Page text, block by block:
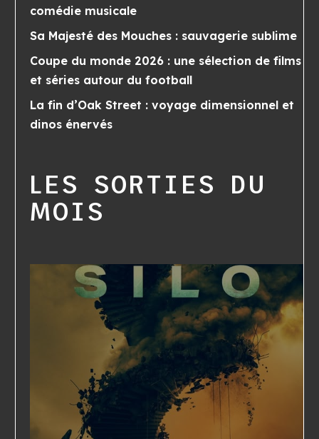
comédie musicale
Sa Majesté des Mouches : sauvagerie sublime
Coupe du monde 2026 : une sélection de films
et séries autour du football
La fin d’Oak Street : voyage dimensionnel et
dinos énervés
LES SORTIES DU
MOIS